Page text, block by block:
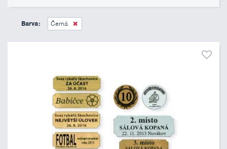
15 Kč
Barva: Černá